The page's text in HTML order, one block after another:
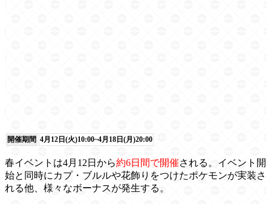
開催期間 4月12日(火)10:00~4月18日(月)20:00
春イベントは4月12日から約6日間で開催される。イベント開
始と同時にカプ・ブルルや花飾りをつけたポケモンが実装さ
れる他、様々なボーナスが発生する。